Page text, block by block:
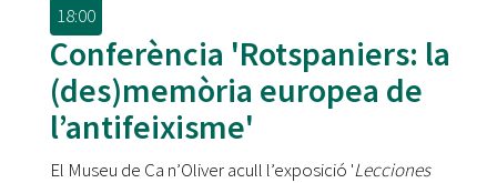
18:00
Conferència 'Rotspaniers: la
(des)memòria europea de
l’antifeixisme'
El Museu de Ca n’Oliver acull l’exposició 'Lecciones